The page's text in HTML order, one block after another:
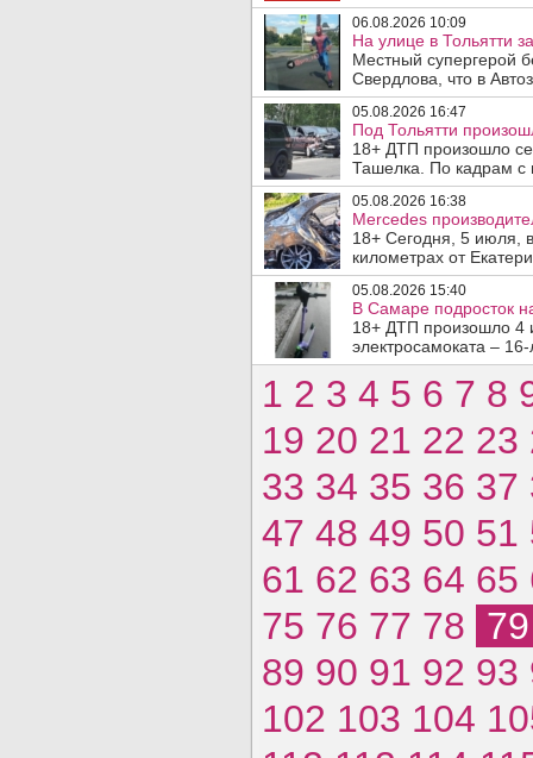
06.08.2026 10:09
На улице в Тольятти
Местный супергерой
Свердлова, что в
05.08.2026 16:47
Под Тольятти
18+ ДТП произошло
Ташелка. По кадрам с
05.08.2026 16:38
Mercedes
18+ Сегодня, 5 июля,
километрах от
05.08.2026 15:40
В Самаре подросток
18+ ДТП произошло
электросамоката –
1 2 3 4 5 6 7 8
19 20 21 22 23
33 34 35 36 37
47 48 49 50 51
61 62 63 64 65
75 76 77 78
89 90 91 92 93
102 103 104